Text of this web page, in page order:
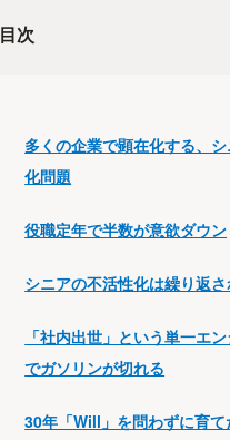
目次
多くの企業で顕在化する、
化問題
役職定年で半数が意欲ダウン
シニアの不活性化は繰り返
「社内出世」という単一エ
でガソリンが切れる
30年「Will」を問わずに育て